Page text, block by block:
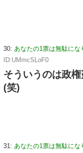
30: あなたの1票は無駄にな
ID:UMmcSLoF0
そういうのは政
(笑)
31: あなたの1票は無駄にな